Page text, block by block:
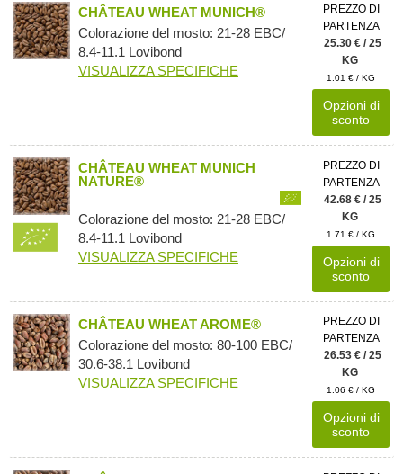
CHÂTEAU WHEAT MUNICH®
Colorazione del mosto: 21-28 EBC/
8.4-11.1 Lovibond
VISUALIZZA SPECIFICHE
PREZZO DI
PARTENZA
25.30 € / 25
KG
1.01 € / KG
Opzioni di
sconto
CHÂTEAU WHEAT MUNICH
NATURE®
Colorazione del mosto: 21-28 EBC/
8.4-11.1 Lovibond
VISUALIZZA SPECIFICHE
PREZZO DI
PARTENZA
42.68 € / 25
KG
1.71 € / KG
Opzioni di
sconto
CHÂTEAU WHEAT AROME®
Colorazione del mosto: 80-100 EBC/
30.6-38.1 Lovibond
VISUALIZZA SPECIFICHE
PREZZO DI
PARTENZA
26.53 € / 25
KG
1.06 € / KG
Opzioni di
sconto